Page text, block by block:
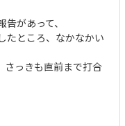
があって、
たところ、なかなかい
さっきも直前まで打合